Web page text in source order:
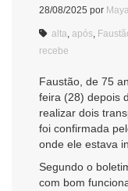
28/08/2025 por
alta após
recebe
Faustão, de 75
feira (28) depois
realizar dois
foi confirmada
onde ele estava
Segundo o
com bom